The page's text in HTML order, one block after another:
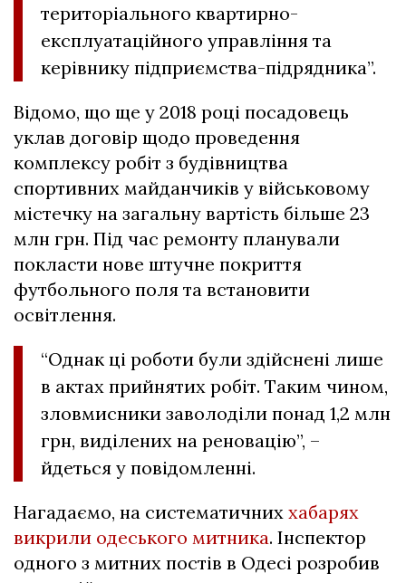
територіального квартирно-
експлуатаційного управління та
керівнику підприємства-підрядника”.
Відомо, що ще у 2018 році посадовець
уклав договір щодо проведення
комплексу робіт з будівництва
спортивних майданчиків у військовому
містечку на загальну вартість більше 23
млн грн. Під час ремонту планували
покласти нове штучне покриття
футбольного поля та встановити
освітлення.
“Однак ці роботи були здійснені лише
в актах прийнятих робіт. Таким чином,
зловмисники заволоділи понад 1,2 млн
грн, виділених на реновацію”, –
йдеться у повідомленні.
Нагадаємо, на систематичних хабарях
викрили одеського митника. Інспектор
одного з митних постів в Одесі розробив